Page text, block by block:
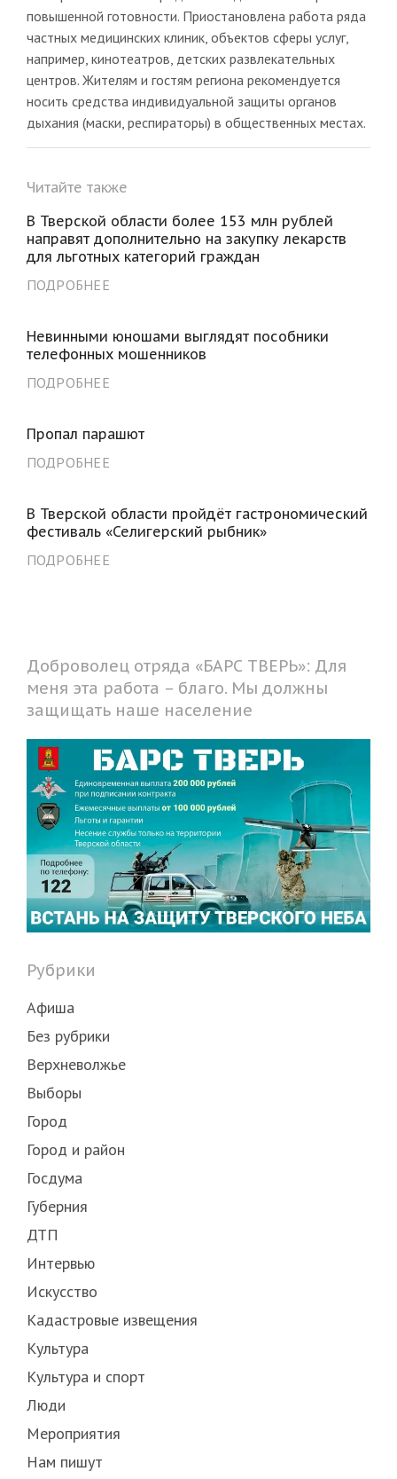
повышенной готовности. Приостановлена работа ряда
частных медицинских клиник, объектов сферы услуг,
например, кинотеатров, детских развлекательных
центров. Жителям и гостям региона рекомендуется
носить средства индивидуальной защиты органов
дыхания (маски, респираторы) в общественных местах.
Читайте также
В Тверской области более 153 млн рублей
направят дополнительно на закупку лекарств
для льготных категорий граждан
ПОДРОБНЕЕ
Невинными юношами выглядят пособники
телефонных мошенников
ПОДРОБНЕЕ
Пропал парашют
ПОДРОБНЕЕ
В Тверской области пройдёт гастрономический
фестиваль «Селигерский рыбник»
ПОДРОБНЕЕ
Доброволец отряда «БАРС ТВЕРЬ»: Для
меня эта работа – благо. Мы должны
защищать наше население
Рубрики
Афиша
Без рубрики
Верхневолжье
Выборы
Город
Город и район
Госдума
Губерния
ДТП
Интервью
Искусство
Кадастровые извещения
Культура
Культура и спорт
Люди
Мероприятия
Нам пишут